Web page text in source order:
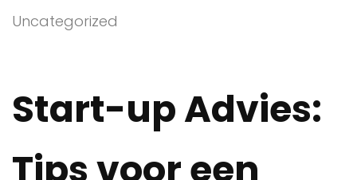
Uncategorized
Start-up Advies:
Tips voor een